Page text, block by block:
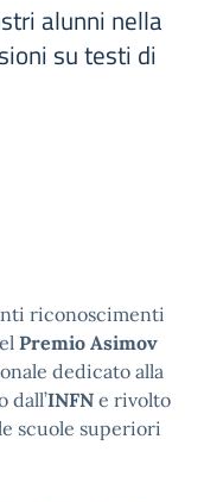
alunni nella
su testi di
riconoscimenti
Premio Asimov
dedicato alla
dall’INFN e rivolto
scuole superiori